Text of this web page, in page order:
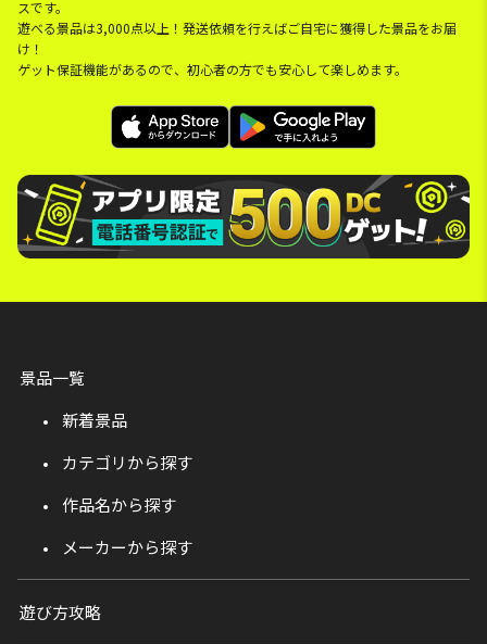
スです。
遊べる景品は3,000点以上！発送依頼を行えばご自宅に獲得した景品をお届
け！
ゲット保証機能があるので、初心者の方でも安心して楽しめます。
景品一覧
新着景品
カテゴリから探す
作品名から探す
メーカーから探す
遊び方攻略